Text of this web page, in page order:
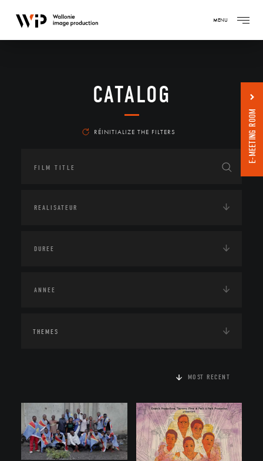
MENU
CATALOG
RÉINITIALIZE THE FILTERS
THEMES
MOST RECENT
E-MEETING ROOM